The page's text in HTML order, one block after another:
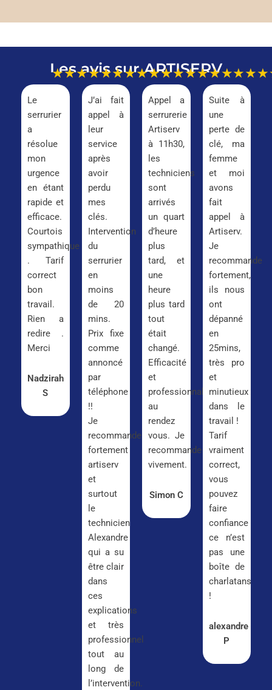
Les avis sur ARTISERV
★★★★★
Le
serrurier
a
résolue
mon
urgence
en étant
rapide et
efficace.
Courtois
sympathique
. Tarif
correct
bon
travail.
Rien a
redire .
Merci
Nadzirah
S
★★★★★
J’ai fait
appel à
leur
service
après
avoir
perdu
mes
clés.
Intervention
du
serrurier
en
moins
de 20
mins.
Prix fixe
comme
annoncé
par
téléphone
!!
Je
recommande
fortement
artiserv
et
surtout
le
technicien
Alexandre
qui a su
être clair
dans
ces
explications
et très
professionnel
tout au
long de
l’intervention.
★★★★★
Appel a
serrurerie
Artiserv
à 11h30,
les
techniciens
sont
arrivés
un quart
d’heure
plus
tard, et
une
heure
plus tard
tout
était
changé.
Efficacité
et
professionnalisme
au
rendez
vous. Je
recommande
vivement.
Simon C
Suite à
une
perte de
clé, ma
femme
et moi
avons
fait
appel à
Artiserv.
Je
recommande
fortement,
ils nous
ont
dépanné
en
25mins,
très pro
et
minutieux
dans le
travail !
Tarif
vraiment
correct,
vous
pouvez
faire
confiance
ce n’est
pas une
boîte de
charlatans
!
alexandre
P